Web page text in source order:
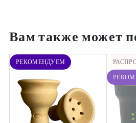
Вам также может
РЕКОМЕНДУЕМ